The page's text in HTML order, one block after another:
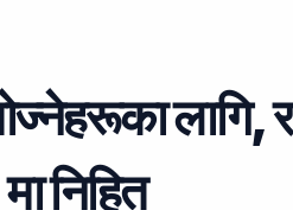
लागि,
निहित